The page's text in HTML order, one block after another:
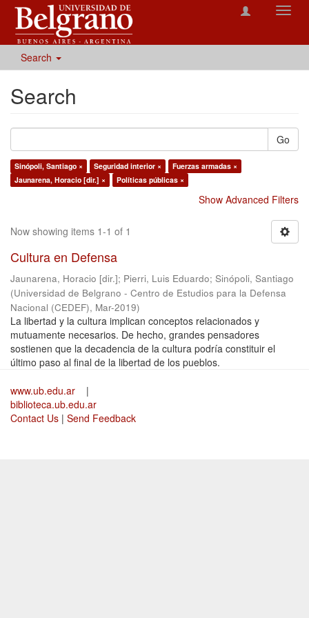
Search
Search
Go
Sinópoli, Santiago × Seguridad interior ×
Fuerzas armadas ×
Jaunarena, Horacio [dir.] ×
Políticas públicas ×
Show Advanced Filters
Now showing items 1-1 of 1
Cultura en Defensa
Jaunarena, Horacio [dir.]; Pierri, Luis Eduardo; Sinópoli, Santiago
(Universidad de Belgrano - Centro de Estudios para la Defensa
Nacional (CEDEF), Mar-2019)
La libertad y la cultura implican conceptos relacionados y
mutuamente necesarios. De hecho, grandes pensadores
sostienen que la decadencia de la cultura podría constituir el
último paso al final de la libertad de los pueblos.
www.ub.edu.ar
|
biblioteca.ub.edu.ar
Contact Us | Send Feedback